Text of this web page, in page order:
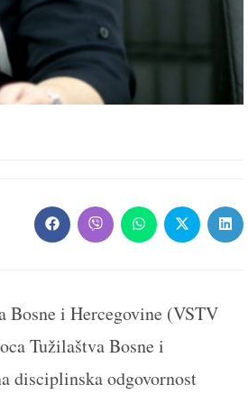
Opens
in
Opens
in
Opens
in
Opens
in
Opens
in
Bosne i Hercegovine (VSTV
Tužilaštva Bosne i
disciplinska odgovornost